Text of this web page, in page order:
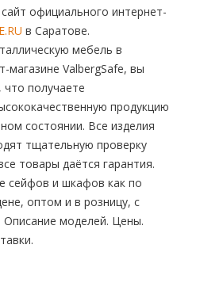
официального интернет-
в Саратове.
мебель в
магазине ValbergSafe, вы
получаете
продукцию
состоянии. Все изделия
тщательную проверку
товары даётся гарантия.
сейфов и шкафов как по
оптом и в розницу, с
Описание моделей. Цены.